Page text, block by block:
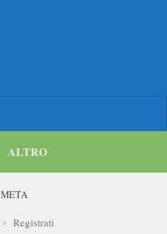
ALTRO
META
Registrati